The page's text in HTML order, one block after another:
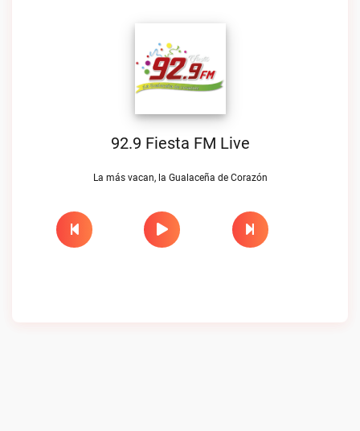
92.9 Fiesta FM Live
La más vacan, la Gualaceña de Corazón